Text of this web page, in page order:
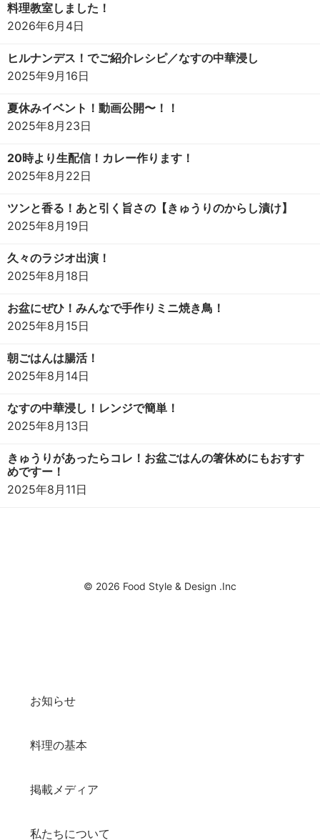
料理教室しました！
2026年6月4日
ヒルナンデス！でご紹介レシピ／なすの中華浸し
2025年9月16日
夏休みイベント！動画公開〜！！
2025年8月23日
20時より生配信！カレー作ります！
2025年8月22日
ツンと香る！あと引く旨さの【きゅうりのからし漬け】
2025年8月19日
久々のラジオ出演！
2025年8月18日
お盆にぜひ！みんなで手作りミニ焼き鳥！
2025年8月15日
朝ごはんは腸活！
2025年8月14日
なすの中華浸し！レンジで簡単！
2025年8月13日
きゅうりがあったらコレ！お盆ごはんの箸休めにもおすす
めですー！
2025年8月11日
© 2026 Food Style & Design .Inc
お知らせ
料理の基本
掲載メディア
私たちについて